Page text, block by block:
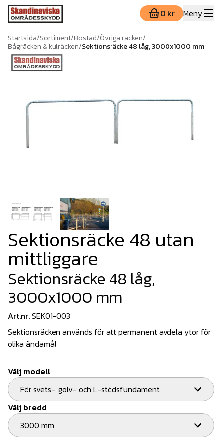
0 kr Meny
Startsida/Sortiment/Bostad/Övriga räcken/
Bågräcken & kulräcken/Sektionsräcke 48 låg, 3000x1000 mm
Sektionsräcke 48 utan
mittliggare
Sektionsräcke 48 låg,
3000x1000 mm
Art.nr.SEK01-003
Sektionsräcken används för att permanent avdela ytor för
olika ändamål
Välj modell
För svets-, golv- och L-stödsfundament
Välj bredd
3000 mm